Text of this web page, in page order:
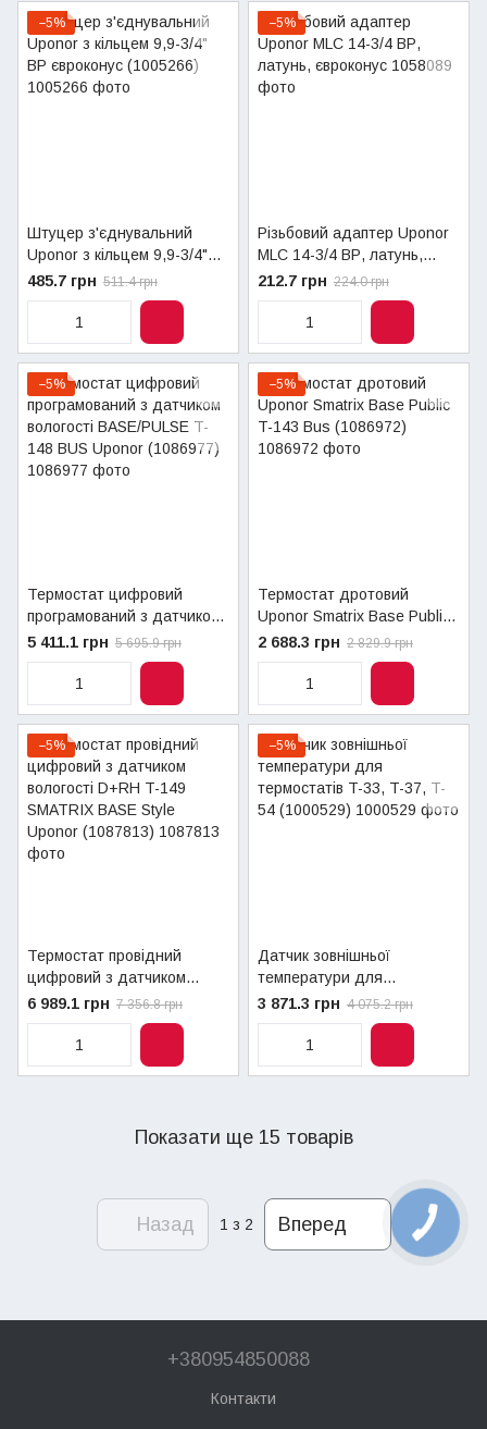
−5%
Штуцер з'єднувальний
Uponor з кільцем 9,9-3/4"
ВР євроконус (1005266)
485.7 грн 511.4 грн
−5%
Різьбовий адаптер Uponor
MLC 14-3/4 ВР, латунь,
євроконус
212.7 грн 224.0 грн
−5%
Термостат цифровий
програмований з датчиком
вологості BASE/PULSE T-
148 BUS Uponor (1086977)
5 411.1 грн 5 695.9 грн
−5%
Термостат дротовий
Uponor Smatrix Base Public
T-143 Bus (1086972)
2 688.3 грн 2 829.9 грн
−5%
Термостат провідний
цифровий з датчиком
вологості D+RH T-149
SMATRIX BASE Style
Uponor (1087813)
6 989.1 грн 7 356.8 грн
−5%
Датчик зовнішньої
температури для
термостатів T-33, T-37, T-
54 (1000529)
3 871.3 грн 4 075.2 грн
Показати ще 15 товарів
Назад 1 з 2 Вперед
+380954850088
Контакти